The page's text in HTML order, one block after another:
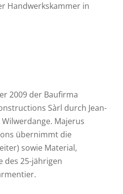
Handwerkskammer in
2009 der Baufirma
Sàrl durch Jean-
Majerus
übernimmt die
sowie Material,
des 25-jährigen